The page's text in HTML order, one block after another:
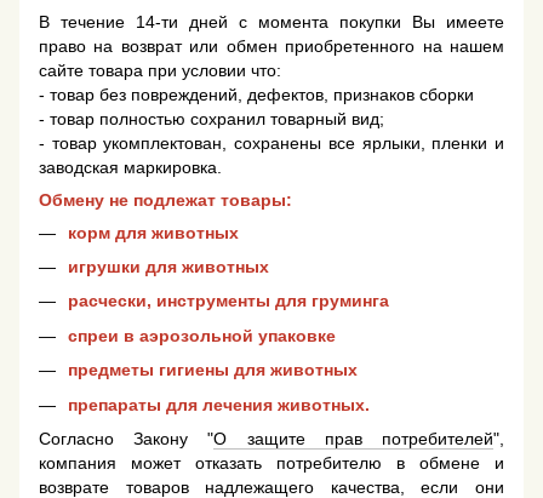
В течение 14-ти дней с момента покупки Вы имеете
право на возврат или обмен приобретенного на нашем
сайте товара при условии что:
- товар без повреждений, дефектов, признаков сборки
- товар полностью сохранил товарный вид;
- товар укомплектован, сохранены все ярлыки, пленки и
заводская маркировка.
Обмену не подлежат товары:
корм для животных
игрушки для животных
расчески, инструменты для груминга
спреи в аэрозольной упаковке
предметы гигиены для животных
препараты для лечения животных.
Согласно Закону "О защите прав потребителей",
компания может отказать потребителю в обмене и
возврате товаров надлежащего качества, если они